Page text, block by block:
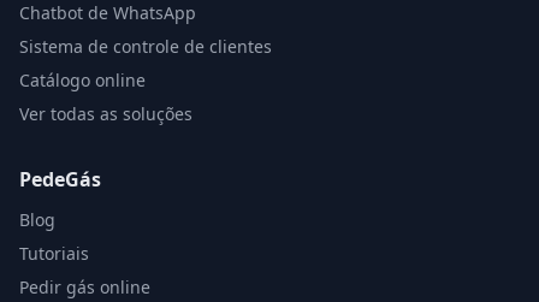
Chatbot de WhatsApp
Sistema de controle de clientes
Catálogo online
Ver todas as soluções
PedeGás
Blog
Tutoriais
Pedir gás online